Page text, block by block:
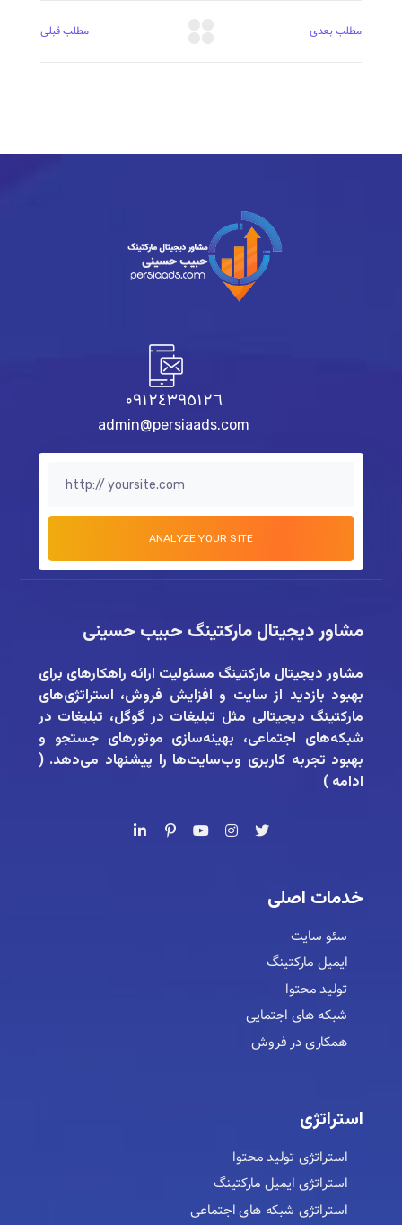
مطلب قبلی مطلب بعدی
٠٩١٢٤٣٩٥١٢٦
admin@persiaads.com
مشاور دیجیتال مارکتینگ حبیب حسینی
مشاور دیجیتال مارکتینگ مسئولیت ارائه راهکارهای برای
بهبود بازدید از سایت و افزایش فروش، استراتژی‌های
مارکتینگ دیجیتالی مثل تبلیغات در گوگل، تبلیغات در
شبکه‌های اجتماعی، بهینه‌سازی موتورهای جستجو و
بهبود تجربه کاربری وب‌سایت‌ها را پیشنهاد می‌دهد. (
ادامه )
خدمات اصلی
سئو سایت
ایمیل مارکتینگ
تولید محتوا
شبکه های اجتمایی
همکاری در فروش
استراتژی
استراتژی تولید محتوا
استراتژی ایمیل مارکتینگ
استراتژی شبکه های اجتماعی